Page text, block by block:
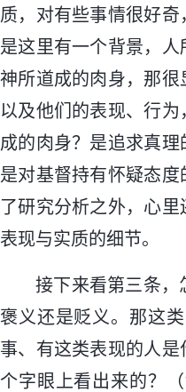
质，对有些事情很好
是这里有一个背景，
神所道成的肉身，那
以及他们的表现、行
成的肉身？是追求真
是对基督持有怀疑态
了研究分析之外，心
表现与实质的细节。
接下来看第三条，
褒义还是贬义。那这
事、有这类表现的人
个字眼上看出来的？